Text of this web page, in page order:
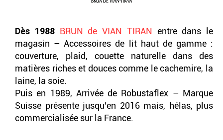
Dès 1988 BRUN de VIAN TIRAN entre dans le
magasin – Accessoires de lit haut de gamme :
couverture, plaid, couette naturelle dans des
matières riches et douces comme le cachemire, la
laine, la soie.
Puis en 1989, Arrivée de Robustaflex – Marque
Suisse présente jusqu’en 2016 mais, hélas, plus
commercialisée sur la France.